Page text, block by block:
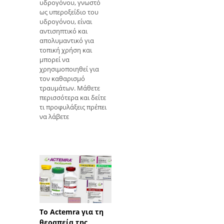
υδρογόνου, γνωστό
ως υπεροξείδιο του
υδρογόνου, είναι
αντισηπτικό και
απολυμαντικό για
τοπική χρήση και
μπορεί να
χρησιμοποιηθεί για
τον καθαρισμό
τραυμάτων. Μάθετε
περισσότερα και δείτε
τι προφυλάξεις πρέπει
να λάβετε
Το Actemra για τη